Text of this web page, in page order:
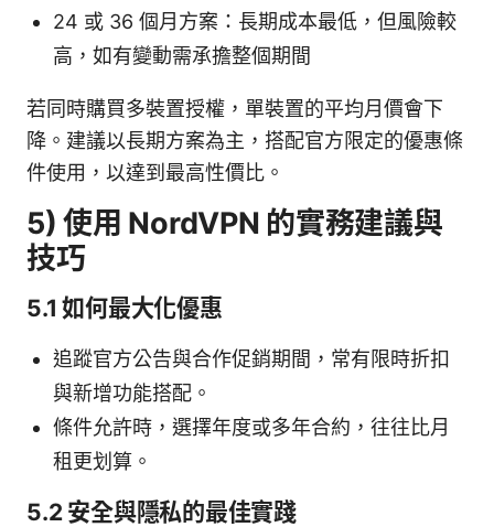
24 或 36 個月方案：長期成本最低，但風險較
高，如有變動需承擔整個期間
若同時購買多裝置授權，單裝置的平均月價會下
降。建議以長期方案為主，搭配官方限定的優惠條
件使用，以達到最高性價比。
5) 使用 NordVPN 的實務建議與
技巧
5.1 如何最大化優惠
追蹤官方公告與合作促銷期間，常有限時折扣
與新增功能搭配。
條件允許時，選擇年度或多年合約，往往比月
租更划算。
5.2 安全與隱私的最佳實踐